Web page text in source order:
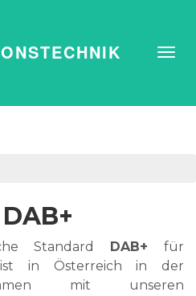
Standard DAB+ für
ist in Österreich in der
mit unseren